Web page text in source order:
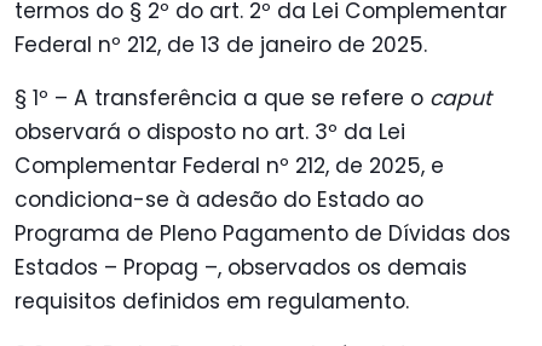
termos do § 2º do art. 2º da Lei Complementar
Federal nº 212, de 13 de janeiro de 2025.
§ 1º – A transferência a que se refere o caput
observará o disposto no art. 3º da Lei
Complementar Federal nº 212, de 2025, e
condiciona-se à adesão do Estado ao
Programa de Pleno Pagamento de Dívidas dos
Estados – Propag –, observados os demais
requisitos definidos em regulamento.